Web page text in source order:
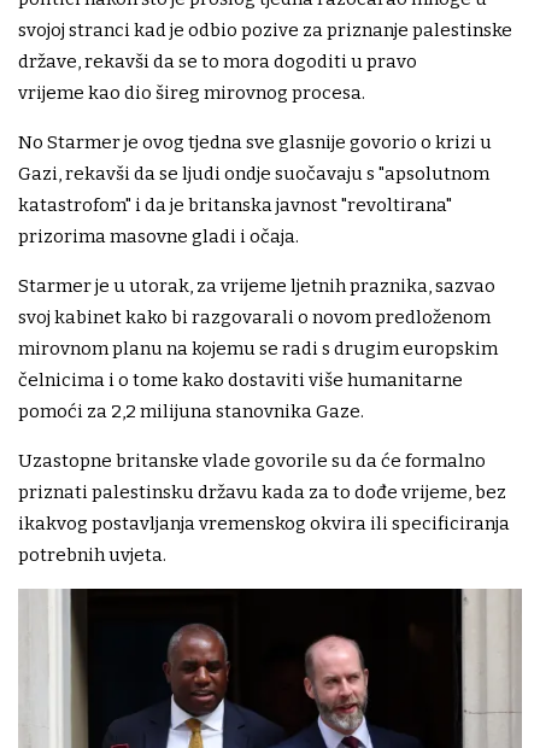
svojoj stranci kad je odbio pozive za priznanje palestinske
države, rekavši da se to mora dogoditi u pravo
vrijeme kao dio šireg mirovnog procesa.
No Starmer je ovog tjedna sve glasnije govorio o krizi u
Gazi, rekavši da se ljudi ondje suočavaju s "apsolutnom
katastrofom" i da je britanska javnost "revoltirana"
prizorima masovne gladi i očaja.
Starmer je u utorak, za vrijeme ljetnih praznika, sazvao
svoj kabinet kako bi razgovarali o novom predloženom
mirovnom planu na kojemu se radi s drugim europskim
čelnicima i o tome kako dostaviti više humanitarne
pomoći za 2,2 milijuna stanovnika Gaze.
Uzastopne britanske vlade govorile su da će formalno
priznati palestinsku državu kada za to dođe vrijeme, bez
ikakvog postavljanja vremenskog okvira ili specificiranja
potrebnih uvjeta.